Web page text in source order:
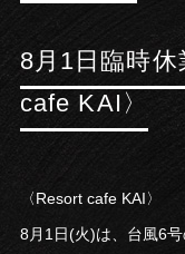
8月1日臨時
cafe KAI〉
〈Resort cafe KAI〉
8月1日(火)は、台風6号